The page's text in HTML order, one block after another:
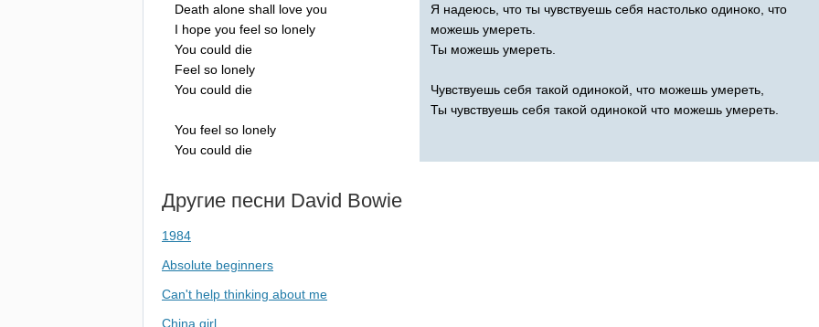
Death alone shall love you
I hope you feel so lonely
You could die
Feel so lonely
You could die
You feel so lonely
You could die
Я надеюсь, что ты чувствуешь себя настолько одиноко, что
можешь умереть.
Ты можешь умереть.
Чувствуешь себя такой одинокой, что можешь умереть,
Ты чувствуешь себя такой одинокой что можешь умереть.
Другие песни David Bowie
1984
Absolute beginners
Can't help thinking about me
China girl